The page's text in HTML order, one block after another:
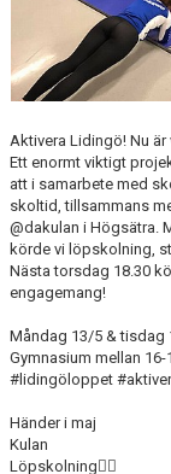
Aktivera Lidingö! Nu är
Ett enormt viktigt
att i samarbete med
skoltid, tillsammans
@dakulan i Högsätra.
körde vi löpskolning,
Nästa torsdag 18.30
engagemang!
Måndag 13/5 & tisdag
Gymnasium mellan
#lidingöloppet
Händer i maj
Kulan
Löpskolning🏃‍♀️